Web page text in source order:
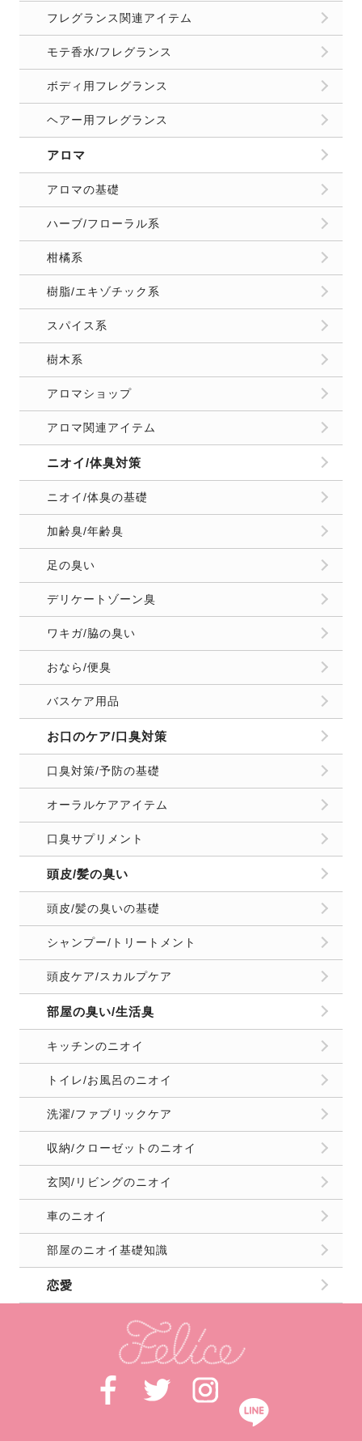
フレグランス関連アイテム
モテ香水/フレグランス
ボディ用フレグランス
ヘアー用フレグランス
アロマ
アロマの基礎
ハーブ/フローラル系
柑橘系
樹脂/エキゾチック系
スパイス系
樹木系
アロマショップ
アロマ関連アイテム
ニオイ/体臭対策
ニオイ/体臭の基礎
加齢臭/年齢臭
足の臭い
デリケートゾーン臭
ワキガ/脇の臭い
おなら/便臭
バスケア用品
お口のケア/口臭対策
口臭対策/予防の基礎
オーラルケアアイテム
口臭サプリメント
頭皮/髪の臭い
頭皮/髪の臭いの基礎
シャンプー/トリートメント
頭皮ケア/スカルプケア
部屋の臭い/生活臭
キッチンのニオイ
トイレ/お風呂のニオイ
洗濯/ファブリックケア
収納/クローゼットのニオイ
玄関/リビングのニオイ
車のニオイ
部屋のニオイ基礎知識
恋愛